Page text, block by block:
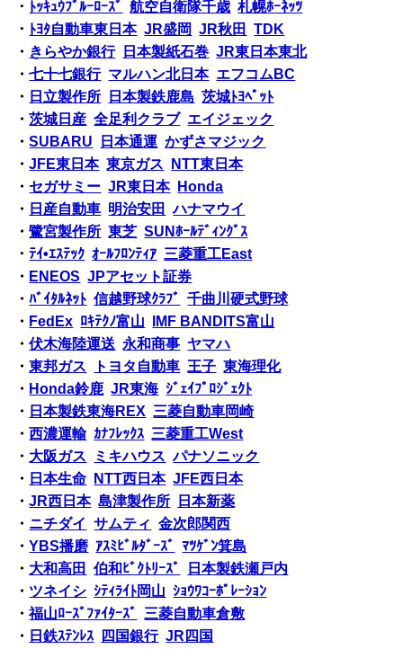
・ ﾄｯｷｭｳﾌﾞﾙｰﾛｰｽﾞ 航空自衛隊千歳 札幌ﾎｰﾈｯﾂ
・ ﾄﾖﾀ自動車東日本 JR盛岡 JR秋田
TDK
・ きらやか銀行 日本製紙石巻 JR東日本東北
・七十七銀行 マルハン北日本 エフコムBC
・ 日立製作所 日本製鉄鹿島 茨城ﾄﾖﾍﾟｯﾄ
・茨城日産 全足利クラブ エイジェック
・SUBARU 日本通運 かずさマジック
・JFE東日本 東京ガス
NTT東日本
・ セガサミー JR東日本
Honda
・ 日産自動車 明治安田
ハナマウイ
・鷺宮製作所 東芝 SUNﾎｰﾙﾃﾞｨﾝｸﾞｽ
・ﾃｲ•ｴｽﾃｯｸ ｵｰﾙﾌﾛﾝﾃｨｱ 三菱重工East
・ ENEOS JPアセット証券
・ﾊﾞｲﾀﾙﾈｯﾄ 信越野球ｸﾗﾌﾞ
千曲川硬式野球
・ FedEx ﾛｷﾃｸﾉ富山
IMF BANDITS富山
・伏木海陸運送 永和商事 ヤマハ
・東邦ガス トヨタ自動車 王子 東海理化
・ Honda鈴鹿 JR東海 ｼﾞｪｲﾌﾟﾛｼﾞｪｸﾄ
・ 日本製鉄東海REX 三菱自動車岡崎
・西濃運輸 ｶﾅﾌﾚｯｸｽ 三菱重工West
・ 大阪ガス ミキハウス パナソニック
・ 日本生命 NTT西日本 JFE西日本
・JR西日本 島津製作所
日本新薬
・ ニチダイ サムティ
金次郎関西
・YBS播磨 ｱｽﾐﾋﾞﾙﾀﾞｰｽﾞ
ﾏﾂｹﾞﾝ箕島
・ 大和高田 伯和ﾋﾞｸﾄﾘｰｽﾞ
日本製鉄瀬戸内
・ ツネイシ ｼﾃｨﾗｲﾄ岡山 ｼｮｳﾜｺｰﾎﾟﾚｰｼｮﾝ
・福山ﾛｰｽﾞﾌｧｲﾀｰｽﾞ
三菱自動車倉敷
・ 日鉄ｽﾃﾝﾚｽ 四国銀行 JR四国